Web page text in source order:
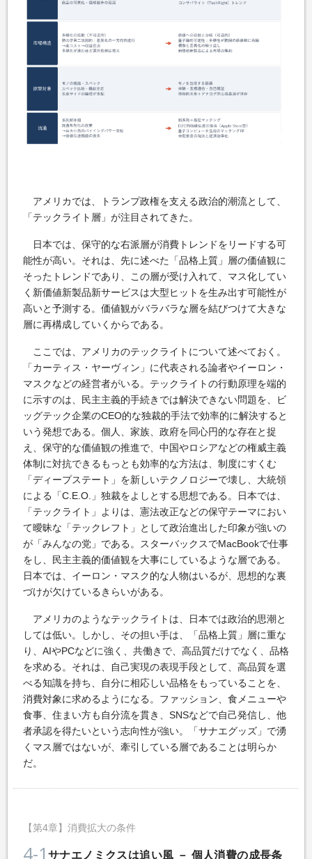
アメリカでは、トランプ政権を支える政治的潮流として、
「テックライト層」が注目されてきた。
日本では、保守的な右派層が消費トレンドをリードする可
能性が高い。それは、先に述べた「品格上質」層の価値観に
そったトレンドであり、この層が受け入れて、マス化してい
く新価値新製品新サービスは大型ヒットを生み出す可能性が
高いと予測する。価値観がバラバラな層を結びつけて大きな
層に再構成していくからである。
ここでは、アメリカのテックライトについて述べておく。
「カーティス・ヤーヴィン」に代表される論者やイーロン・
マスクなどの経営者がいる。テックライトの行動原理を端的
に示すのは、民主主義的手続きでは解決できない問題を、ビ
ッグテック企業のCEO的な独裁的手法で効率的に解決すると
いう発想である。個人、家族、政府を同心円的な存在と捉
え、保守的な価値観の推進で、中国やロシアなどの権威主義
体制に対抗できるもっとも効率的な方法は、制度にすくむ
「ディープステート」を新しいテクノロジーで壊し、大統領
による「C.E.O.」独裁をよしとする思想である。日本では、
「テックライト」よりは、憲法改正などの保守テーマにおい
て曖昧な「テックレフト」として政治進出した印象が強いの
が「みんなの党」である。スターバックスでMacBookで仕事
をし、民主主義的価値観を大事にしているような層である。
日本では、イーロン・マスク的な人物はいるが、思想的な裏
づけが欠けているきらいがある。
アメリカのようなテックライトは、日本では政治的思潮と
しては低い。しかし、その担い手は、「品格上質」層に重な
り、AIやPCなどに強く、共働きで、高品質だけでなく、品格
を求める。それは、自己実現の表現手段として、高品質を選
べる知識を持ち、自分に相応しい品格をもっていることを、
消費対象に求めるようになる。ファッション、食メニューや
食事、住まい方も自分流を貫き、SNSなどで自己発信し、他
者承認を得たいという志向性が強い。「サナエグッズ」で湧
くマス層ではないが、牽引している層であることは明らか
だ。
【第4章】消費拡大の条件
4-1 サナエノミクスは追い風 － 個人消費の成長条